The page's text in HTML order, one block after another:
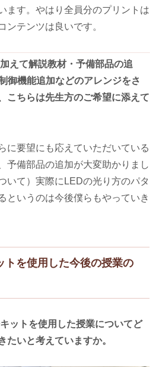
ます。やはり全員分のプリントは
ンテンツは良いです。
えて解説教材・予備部品の追
御機能追加などのアレンジをさ
こちらは先生方のご希望に添えて
に要望にも応えていただいている
予備部品の追加が大変助かりまし
いて）実際にLEDの光り方のパタ
というのは今後僕らもやっていき
トを使用した今後の授業の
ットを使用した授業についてど
たいと考えていますか。